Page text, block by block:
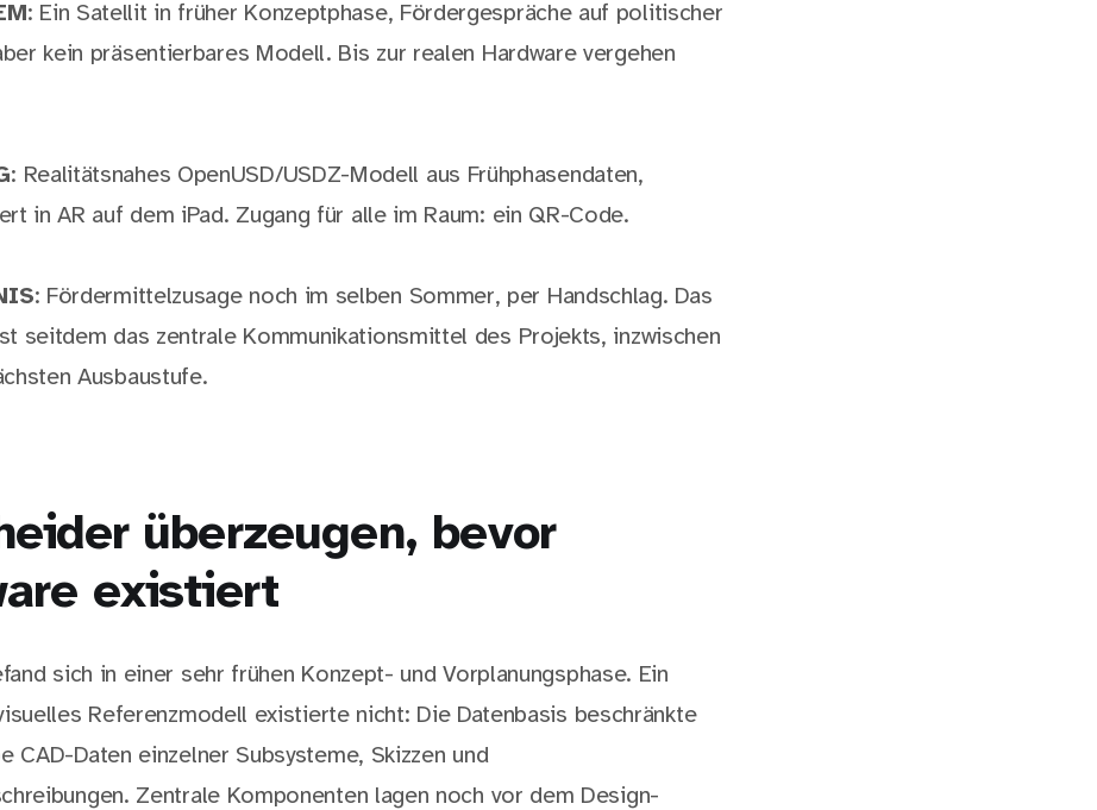
: Ein Satellit in früher Konzeptphase, Fördergespräche auf politischer
kein präsentierbares Modell. Bis zur realen Hardware vergehen
: Realitätsnahes OpenUSD/USDZ-Modell aus Frühphasendaten,
in AR auf dem iPad. Zugang für alle im Raum: ein QR-Code.
: Fördermittelzusage noch im selben Sommer, per Handschlag. Das
seitdem das zentrale Kommunikationsmittel des Projekts, inzwischen
Ausbaustufe.
überzeugen, bevor
existiert
sich in einer sehr frühen Konzept- und Vorplanungsphase. Ein
Referenzmodell existierte nicht: Die Datenbasis beschränkte
CAD-Daten einzelner Subsysteme, Skizzen und
Zentrale Komponenten lagen noch vor dem Design-